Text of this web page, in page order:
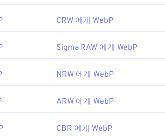
CRW 에게 WebP
Sigma RAW 에게 WebP
NRW 에게 WebP
ARW 에게 WebP
CBR 에게 WebP